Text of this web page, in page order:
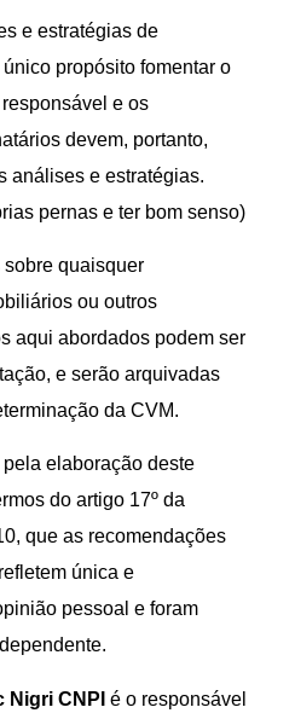
e estratégias de
propósito fomentar o
e os
devem, portanto,
análises e estratégias.
pernas e ter bom senso)
sobre quaisquer
ou outros
aqui abordados podem ser
e serão arquivadas
da CVM.
elaboração deste
do artigo 17º da
que as recomendações
única e
pessoal e foram
Nigri CNPI é o responsável